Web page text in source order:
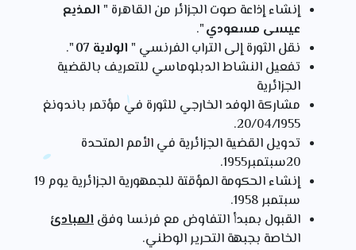
إنشاء إذاعة صوت الجزائر من القاهرة " المذيع
عيسى مسعودي".
نقل الثورة إلى التراب الفرنسي " الولاية 07
".
تفعيل النشاط الدبلوماسي للتعريف بالقضية
الجزائرية
مشاركة الوفد الخارجي للثورة في مؤتمر باندونغ
20/04/1955.
تدويل القضية الجزائرية في الأمم المتحدة
20سبتمبر1955.
إنشاء الحكومة المؤقتة للجمهورية الجزائرية يوم 19
سبتمبر 1958.
القبول بمبدأ التفاوض مع فرنسا وفق المبادئ
الخاصة بجبهة التحرير الوطني.